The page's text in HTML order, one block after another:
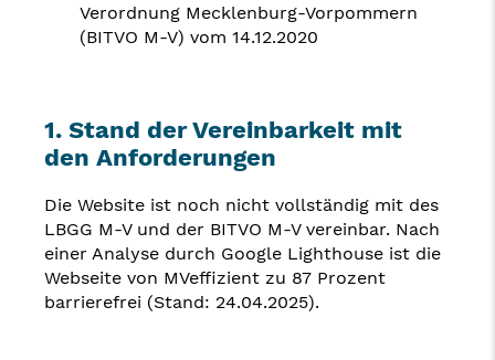
Verordnung Mecklenburg-Vorpommern
(BITVO M-V) vom 14.12.2020
1. Stand der Vereinbarkeit mit
den Anforderungen
Die Website ist noch nicht vollständig mit des
LBGG M-V und der BITVO M-V vereinbar. Nach
einer Analyse durch Google Lighthouse ist die
Webseite von MVeffizient zu 87 Prozent
barrierefrei (Stand: 24.04.2025).